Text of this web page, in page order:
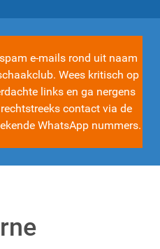
e-mails rond uit naam
Wees kritisch op
links en ga nergens
contact via de
WhatsApp nummers.